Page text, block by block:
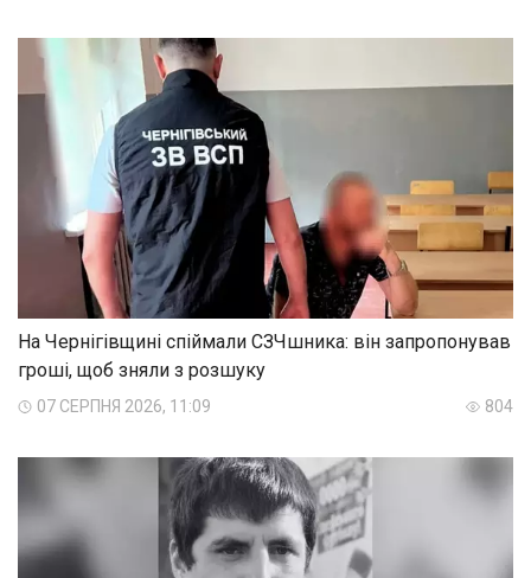
На Чернігівщині спіймали СЗЧшника: він запропонував
гроші, щоб зняли з розшуку
07 СЕРПНЯ 2026, 11:09 804